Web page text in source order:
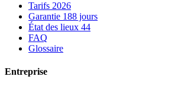
Tarifs 2026
Garantie 188 jours
État des lieux 44
FAQ
Glossaire
Entreprise